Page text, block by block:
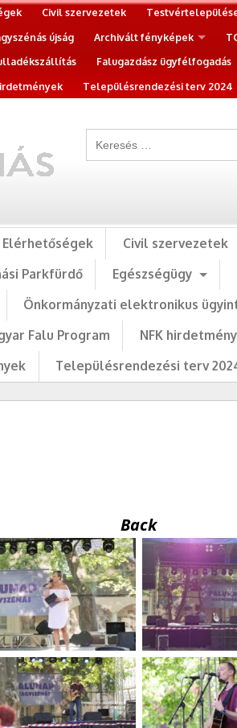
Civil szervezetek
újság Archivált fényképek
Falugazdász ügyfélfogadás
Településrendezési terv 2024
Elérhetőségek Civil szervezetek
Parkfürdő Egészségügy
Önkormányzati elektronikus
Falu Program NFK
Településrendezési terv
Back